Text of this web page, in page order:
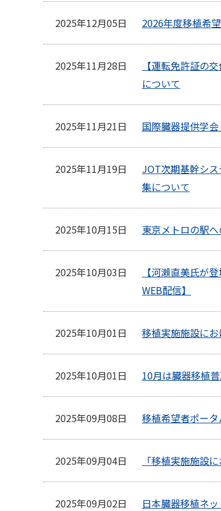
2025年12月05日 2026年度移植希
2025年11月28日
【運転免許証の
について
2025年11月21日 国際臓器提供学
2025年11月19日
JOT次期基幹シ
集について
2025年10月15日 東京メトロの駅
2025年10月03日
【河瀨直美氏が
WEB配信】
2025年10月01日 移植実施施設に
2025年10月01日 10月は臓器移植
2025年09月08日 移植希望者ポー
2025年09月04日 「移植実施施設
2025年09月02日 日本臓器移植ネ